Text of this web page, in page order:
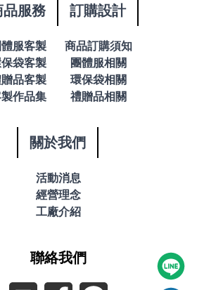
品服務
服客製
袋客製
品客製
作品集
訂購設計
商品訂購須知
團體服相關
環保袋相關
禮贈品相關
關於我們
活動消息
經營理念
工廠介紹
聯絡我們